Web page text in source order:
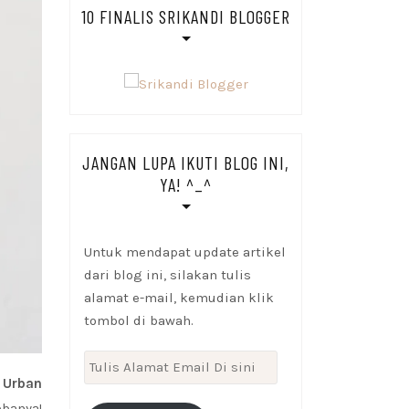
10 FINALIS SRIKANDI BLOGGER
JANGAN LUPA IKUTI BLOG INI,
YA! ^_^
Untuk mendapat update artikel
dari blog ini, silakan tulis
alamat e-mail, kemudian klik
tombol di bawah.
Tulis
Alamat